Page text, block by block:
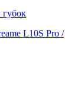
губок
L10S Prо /